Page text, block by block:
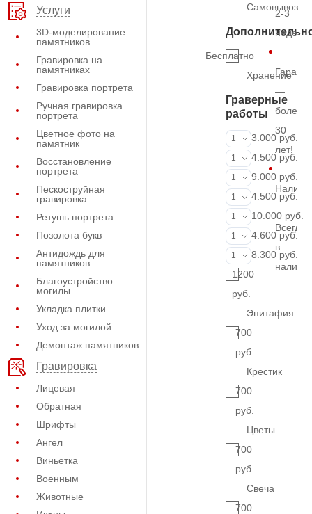
Услуги
3D-моделирование
памятников
Гравировка на
памятниках
Гравировка портрета
Ручная гравировка
портрета
Цветное фото на
памятник
Восстановление
портрета
Пескоструйная
гравировка
Ретушь портрета
Позолота букв
Антидождь для
памятников
Благоустройство
могилы
Укладка плитки
Уход за могилой
Демонтаж памятников
Гравировка
Лицевая
Обратная
Шрифты
Ангел
Виньетка
Военным
Животные
Самовывоз
Бесплатно
Хранение
Граверные
работы
ФИО и даты
1
3.000 руб.
ФИО и даты
1
4.500 руб.
ФИО и даты
1
9.000 руб.
Портрет
1
4.500 руб.
Портрет
1
10.000 руб.
Фотокерамика
1
4.600 руб.
Фото на
1
8.300 руб.
1200
руб.
Эпитафия
700
руб.
Крестик
700
руб.
Цветы
700
руб.
Свеча
700
2-3
недель
—
более
30
лет!
—
Всегда
в